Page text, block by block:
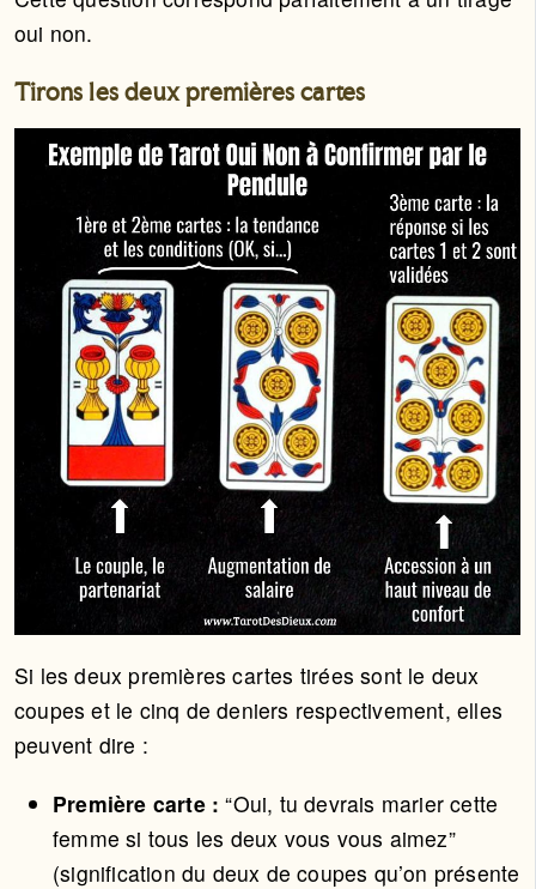
oui non.
Tirons les deux premières cartes
Si les deux premières cartes tirées sont le deux
coupes et le cinq de deniers respectivement, elles
peuvent dire :
Première carte : “Oui, tu devrais marier cette
femme si tous les deux vous vous aimez”
(signification du deux de coupes qu’on présente